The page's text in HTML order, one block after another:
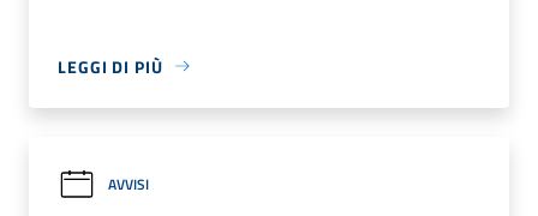
LEGGI DI PIÙ
AVVISI